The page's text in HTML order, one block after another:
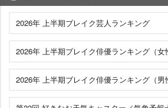
2026年 上半期ブレイク芸人ランキング
2026年 上半期ブレイク俳優ランキング（女
2026年 上半期ブレイク俳優ランキング（男